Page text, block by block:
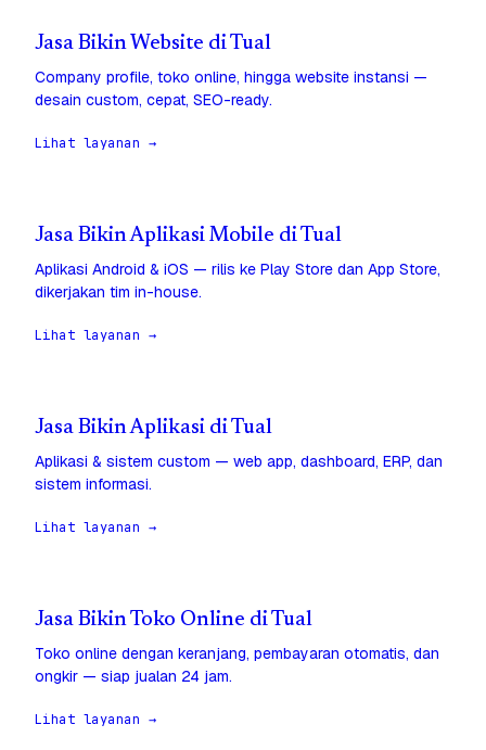
Jasa Bikin Website di Tual
Company profile, toko online, hingga website instansi —
desain custom, cepat, SEO-ready.
Lihat layanan →
Jasa Bikin Aplikasi Mobile di Tual
Aplikasi Android & iOS — rilis ke Play Store dan App Store,
dikerjakan tim in-house.
Lihat layanan →
Jasa Bikin Aplikasi di Tual
Aplikasi & sistem custom — web app, dashboard, ERP, dan
sistem informasi.
Lihat layanan →
Jasa Bikin Toko Online di Tual
Toko online dengan keranjang, pembayaran otomatis, dan
ongkir — siap jualan 24 jam.
Lihat layanan →